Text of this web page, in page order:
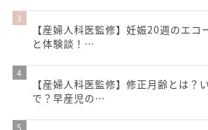
【産婦人科医監修】妊娠20週のエコ
と体験談！…
【産婦人科医監修】修正月齢とは？
で？早産児の…